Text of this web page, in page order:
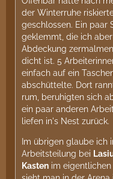
der Winterruhe
geschlossen. Ein paar
geklemmt, die ich
Abdeckung
dicht ist. 5
einfach auf ein
abschüttelte. Dort
rum, beruhigten sich
ein paar anderen
liefen in's Nest zurück.
Im übrigen glaube ich
Arbeitsteilung bei
Kasten im